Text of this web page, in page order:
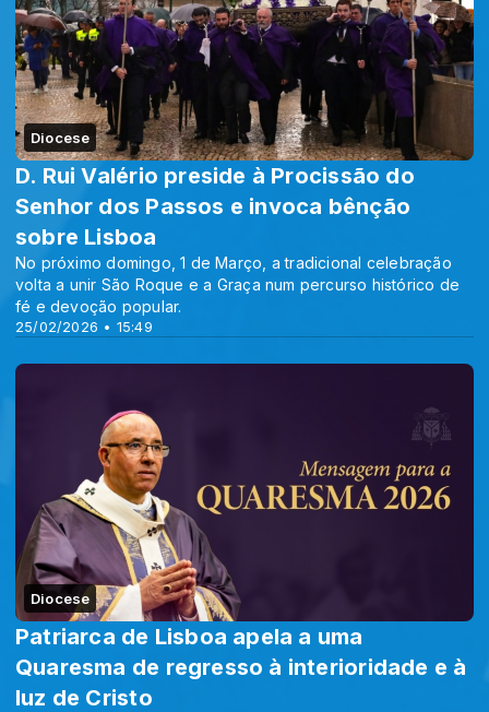
Diocese
25/02/2026 • 15:49
D. Rui Valério preside à Procissão do
Senhor dos Passos e invoca bênção
sobre Lisboa
No próximo domingo, 1 de Março, a tradicional celebração
volta a unir São Roque e a Graça num percurso histórico de
fé e devoção popular.
Diocese
Patriarca de Lisboa apela a uma
Quaresma de regresso à interioridade e à
luz de Cristo